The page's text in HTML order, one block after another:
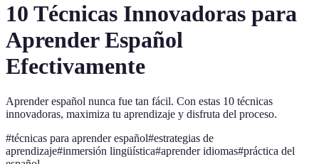
10 Técnicas Innovadoras para
Aprender Español
Efectivamente
Aprender español nunca fue tan fácil. Con estas 10 técnicas
innovadoras, maximiza tu aprendizaje y disfruta del proceso.
#técnicas para aprender español#estrategias de
aprendizaje#inmersión lingüística#aprender idiomas#práctica del